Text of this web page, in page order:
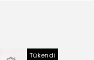
Tükendi